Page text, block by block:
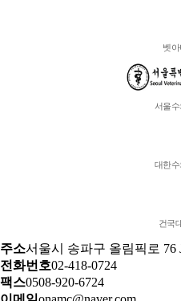
벳
서울
대한
건국
주소서울시 송파구 올림픽로 76
전화번호02-418-0724
팩스0508-920-6724